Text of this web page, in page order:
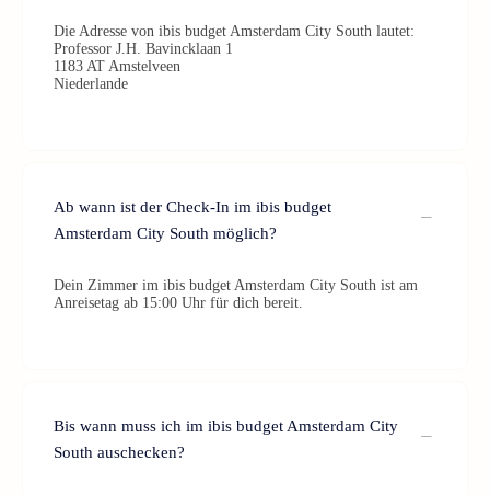
Die Adresse von ibis budget Amsterdam City South lautet:
Professor J.H. Bavincklaan 1
1183 AT Amstelveen
Niederlande
Ab wann ist der Check-In im ibis budget
Amsterdam City South möglich?
Dein Zimmer im ibis budget Amsterdam City South ist am
Anreisetag ab 15:00 Uhr für dich bereit.
Bis wann muss ich im ibis budget Amsterdam City
South auschecken?